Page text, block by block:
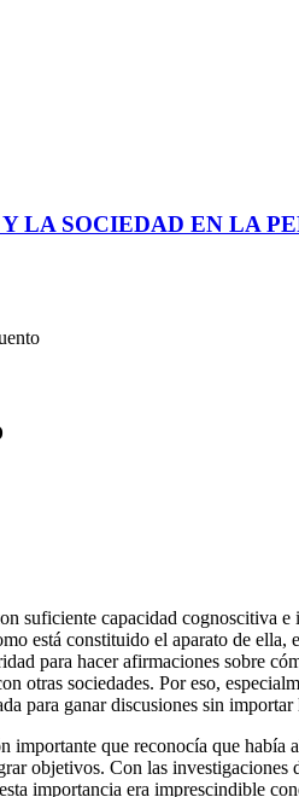
LA SOCIEDAD EN LA
suficiente capacidad
está constituido el aparato de
para hacer afirmaciones sobre
otras sociedades. Por eso,
para ganar discusiones sin
que reconocía que había
objetivos. Con las
importancia era imprescindible